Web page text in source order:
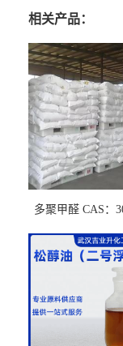
相关产品：
多聚甲醛 CAS：